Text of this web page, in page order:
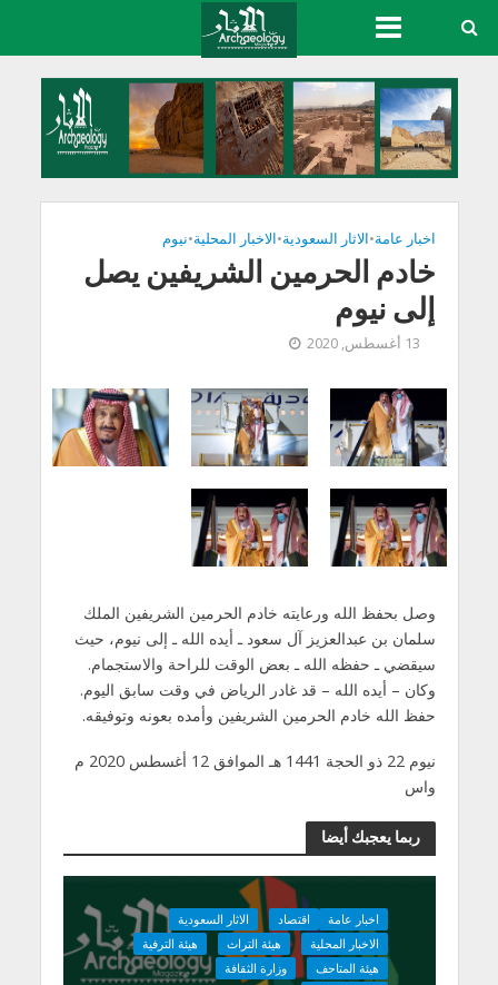
اخبار عامة•الاثار السعودية•الاخبار المحلية•نيوم
خادم الحرمين الشريفين يصل
إلى نيوم
13 أغسطس, 2020
وصل بحفظ الله ورعايته خادم الحرمين الشريفين الملك
سلمان بن عبدالعزيز آل سعود ـ أيده الله ـ إلى نيوم، حيث
سيقضي ـ حفظه الله ـ بعض الوقت للراحة والاستجمام.
وكان – أيده الله – قد غادر الرياض في وقت سابق اليوم.
حفظ الله خادم الحرمين الشريفين وأمده بعونه وتوفيقه.
نيوم 22 ذو الحجة 1441 هـ الموافق 12 أغسطس 2020 م
واس
ربما يعجبك أيضا
اخبار عامة اقتصاد
الاثار السعودية
الاخبار المحلية
هيئة التراث
هيئة الترفية
هيئة المتاحف
وزارة الثقافة